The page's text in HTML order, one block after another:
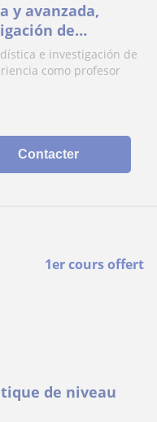
y avanzada,
de
e investigación de
como profesor
Contacter
1er cours offert
de niveau